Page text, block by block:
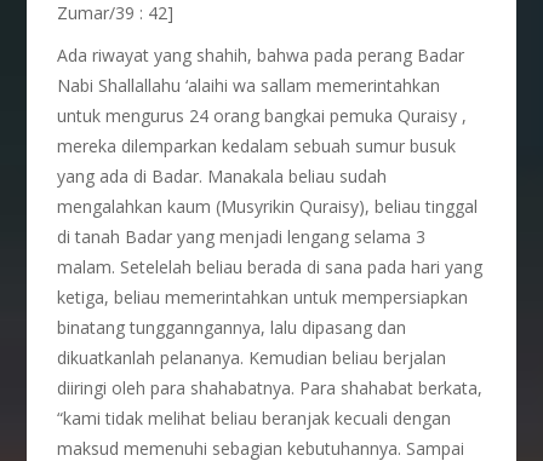
Zumar/39 : 42]
Ada riwayat yang shahih, bahwa pada perang Badar
Nabi Shallallahu ‘alaihi wa sallam memerintahkan
untuk mengurus 24 orang bangkai pemuka Quraisy ,
mereka dilemparkan kedalam sebuah sumur busuk
yang ada di Badar. Manakala beliau sudah
mengalahkan kaum (Musyrikin Quraisy), beliau tinggal
di tanah Badar yang menjadi lengang selama 3
malam. Setelelah beliau berada di sana pada hari yang
ketiga, beliau memerintahkan untuk mempersiapkan
binatang tungganngannya, lalu dipasang dan
dikuatkanlah pelananya. Kemudian beliau berjalan
diiringi oleh para shahabatnya. Para shahabat berkata,
“kami tidak melihat beliau beranjak kecuali dengan
maksud memenuhi sebagian kebutuhannya. Sampai